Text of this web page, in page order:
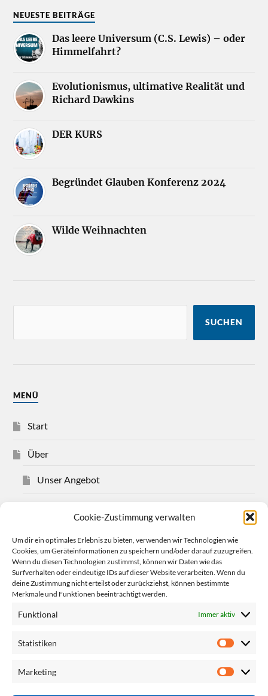
Cookie-Zustimmung verwalten
Um dir ein optimales Erlebnis zu bieten, verwenden wir Technologien wie
Cookies, um Geräteinformationen zu speichern und/oder darauf zuzugreifen.
Wenn du diesen Technologien zustimmst, können wir Daten wie das
Surfverhalten oder eindeutige IDs auf dieser Website verarbeiten. Wenn du
deine Zustimmung nicht erteilst oder zurückziehst, können bestimmte
Merkmale und Funktionen beeinträchtigt werden.
Funktional Immer aktiv
Statistiken
Marketing
NEUESTE BEITRÄGE
Das leere Universum (C.S. Lewis) – oder
Himmelfahrt?
Evolutionismus, ultimative Realität und
Richard Dawkins
DER KURS
Begründet Glauben Konferenz 2024
Wilde Weihnachten
SUCHEN
MENÜ
Start
Über
Unser Angebot
Impressum
Datenschutzerklärung
Cookie-Richtlinie (EU)
Mehr
Links
Termine